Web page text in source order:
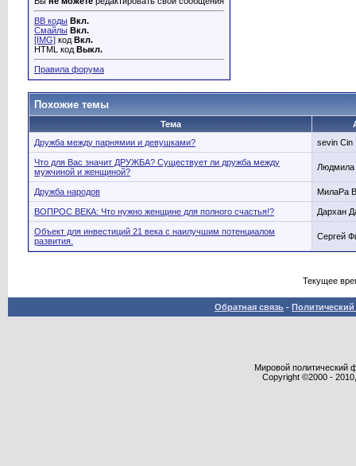
BB коды Вкл.
Смайлы Вкл.
[IMG] код Вкл.
HTML код Выкл.
Правила форума
Похожие темы
Тема
Дружба между парнямии и девушками?
sevin Cin
Что для Вас значит ДРУЖБА? Существует ли дружба между
мужчиной и женщиной?
Дружба народов МилаРа
ВОПРОС ВЕКА: Что нужно женщине для полного счастья!? Дархан
Объект для инвестиций 21 века с наилучшим потенциалом
развития.
Сергей
Текущее
Обратная связь -
Мировой политический
Copyright ©2000 -